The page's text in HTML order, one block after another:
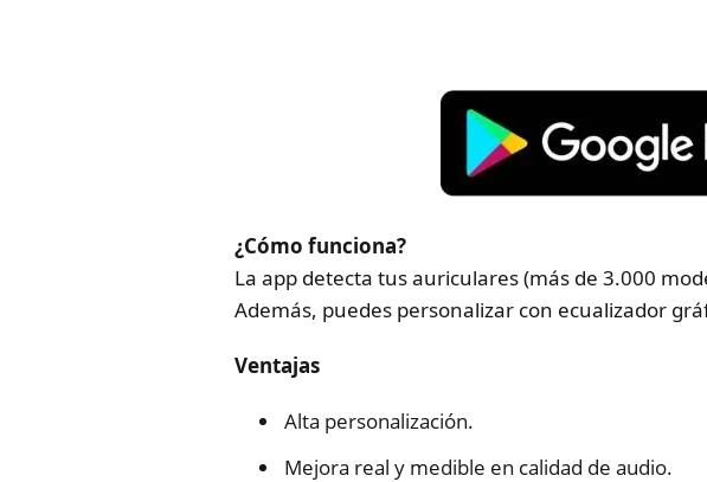
¿Cómo funciona?
La app detecta tus auriculares (más de 3.000
Además, puedes personalizar con ecualizador
Ventajas
Alta personalización.
Mejora real y medible en calidad de audio.